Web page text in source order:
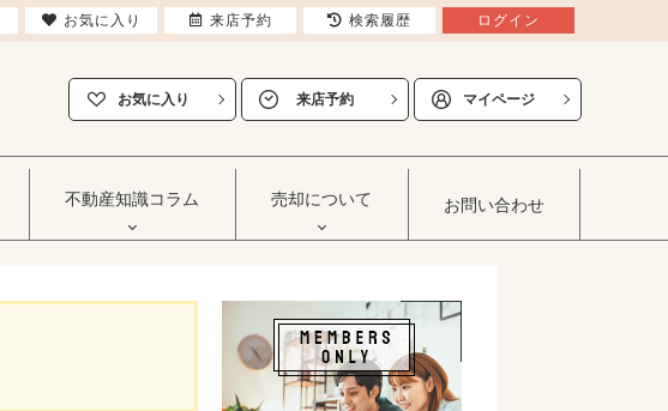
お気に入り 来店予約 マイページ
不動産知識コラム 売却について お問い合わせ
お気に入り 来店予約 検索履歴 ログイン